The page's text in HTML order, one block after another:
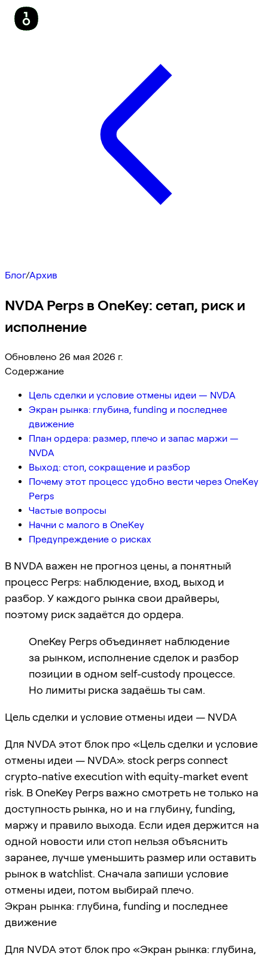
Блог/Архив
NVDA Perps в OneKey: сетап, риск и
исполнение
Обновлено 26 мая 2026 г.
Содержание
Цель сделки и условие отмены идеи — NVDA
Экран рынка: глубина, funding и последнее
движение
План ордера: размер, плечо и запас маржи —
NVDA
Выход: стоп, сокращение и разбор
Почему этот процесс удобно вести через OneKey
Perps
Частые вопросы
Начни с малого в OneKey
Предупреждение о рисках
В NVDA важен не прогноз цены, а понятный
процесс Perps: наблюдение, вход, выход и
разбор. У каждого рынка свои драйверы,
поэтому риск задаётся до ордера.
OneKey Perps объединяет наблюдение
за рынком, исполнение сделок и разбор
позиции в одном self-custody процессе.
Но лимиты риска задаёшь ты сам.
Цель сделки и условие отмены идеи — NVDA
Для NVDA этот блок про «Цель сделки и условие
отмены идеи — NVDA». stock perps connect
crypto-native execution with equity-market event
risk. В OneKey Perps важно смотреть не только на
доступность рынка, но и на глубину, funding,
маржу и правило выхода. Если идея держится на
одной новости или стоп нельзя объяснить
заранее, лучше уменьшить размер или оставить
рынок в watchlist. Сначала запиши условие
отмены идеи, потом выбирай плечо.
Экран рынка: глубина, funding и последнее
движение
Для NVDA этот блок про «Экран рынка: глубина,